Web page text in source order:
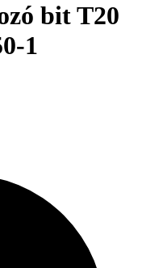
bit T20
1